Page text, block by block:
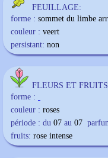
FEUILLAGE:
forme : sommet du limbe
couleur : veert
persistant: non
FLEURS ET
forme :
couleur : roses
période : du 07 au 07
fruits: rose intense